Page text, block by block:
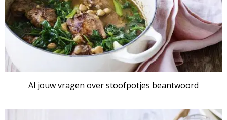
Al jouw vragen over stoofpotjes beantwoord